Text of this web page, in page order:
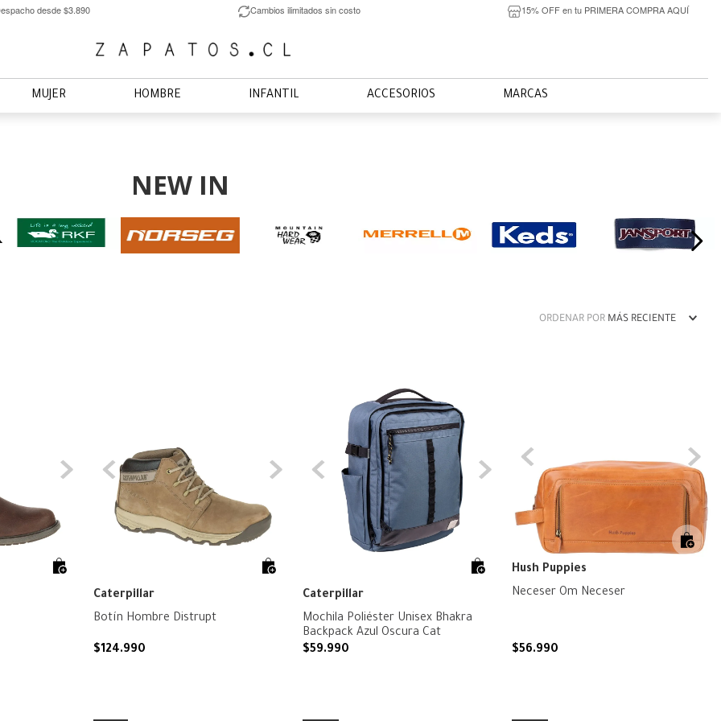
desde $3.890 Cambios ilimitados sin costo 15% OFF en tu PRIMERA COMPRA AQUÍ
MUJER HOMBRE INFANTIL ACCESORIOS MARCAS
NEW IN
ORDENAR POR MÁS RECIENTE
Caterpillar
Botín Hombre Distrupt
$124.990
Caterpillar
Mochila Poliéster Unisex Bhakra
Backpack Azul Oscura Cat
$59.990
Hush Puppies
Neceser Om Neceser
$56.990